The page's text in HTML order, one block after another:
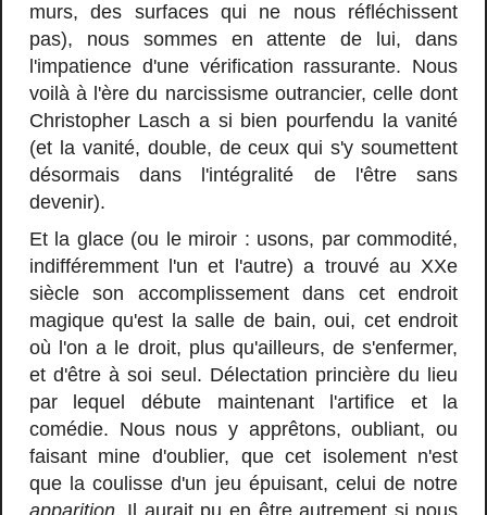
murs, des surfaces qui ne nous réfléchissent
pas), nous sommes en attente de lui, dans
l'impatience d'une vérification rassurante. Nous
voilà à l'ère du narcissisme outrancier, celle dont
Christopher Lasch a si bien pourfendu la vanité
(et la vanité, double, de ceux qui s'y soumettent
désormais dans l'intégralité de l'être sans
devenir).
Et la glace (ou le miroir : usons, par commodité,
indifféremment l'un et l'autre) a trouvé au XXe
siècle son accomplissement dans cet endroit
magique qu'est la salle de bain, oui, cet endroit
où l'on a le droit, plus qu'ailleurs, de s'enfermer,
et d'être à soi seul. Délectation princière du lieu
par lequel débute maintenant l'artifice et la
comédie. Nous nous y apprêtons, oubliant, ou
faisant mine d'oublier, que cet isolement n'est
que la coulisse d'un jeu épuisant, celui de notre
apparition. Il aurait pu en être autrement si nous